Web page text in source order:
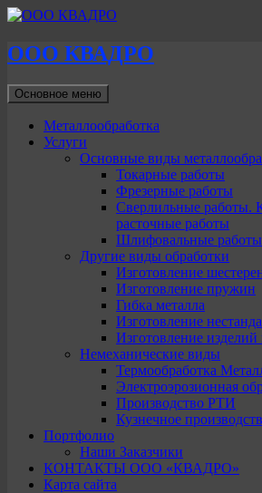
ООО КВАДРО
Поиск
Основное меню
к
содержимому
Металлообработка
Услуги
Основные виды
Токарные работы
Фрезерные работы
Сверлильные работы.
расточные работы
Шлифовальные работы
Другие виды обработки
Изготовление
Изготовление пружин
Гибка металла
Изготовление
Изготовление изделий
Немеханические виды
Термообработка
Электроэрозионная
Производство РТИ
Кузнечное
Портфолио
Наши Заказчики
КОНТАКТЫ ООО «КВАДРО»
Карта сайта